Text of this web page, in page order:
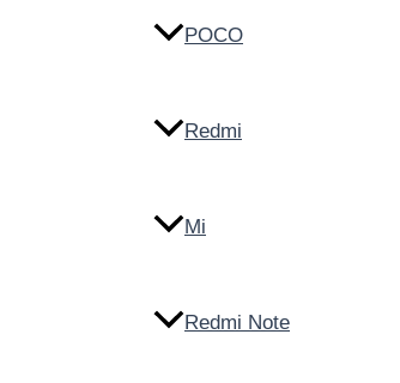
POCO
Redmi
Mi
Redmi Note